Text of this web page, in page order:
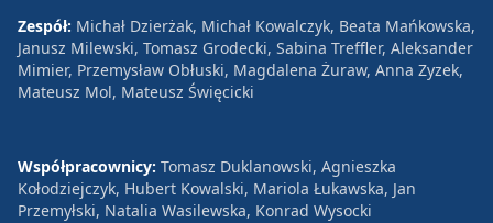
Zespół: Michał Dzierżak, Michał Kowalczyk, Beata Mańkowska,
Janusz Milewski, Tomasz Grodecki, Sabina Treffler, Aleksander
Mimier, Przemysław Obłuski, Magdalena Żuraw, Anna Zyzek,
Mateusz Mol, Mateusz Święcicki
Współpracownicy: Tomasz Duklanowski, Agnieszka
Kołodziejczyk, Hubert Kowalski, Mariola Łukawska, Jan
Przemyłski, Natalia Wasilewska, Konrad Wysocki